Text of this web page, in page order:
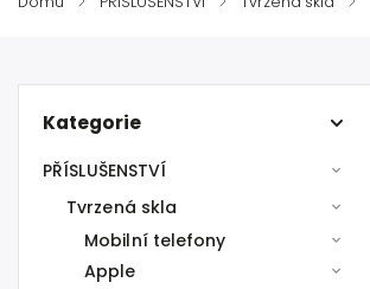
Kategorie
PŘÍSLUŠENSTVÍ
Tvrzená skla
Mobilní telefony
Apple